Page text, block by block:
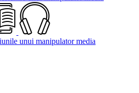
unui manipulator media